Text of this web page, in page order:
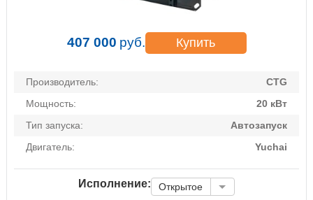
407 000 руб. Купить
Производитель:
CTG
Мощность:
20 кВт
Тип запуска:
Автозапуск
Двигатель:
Yuchai
Исполнение: Открытое